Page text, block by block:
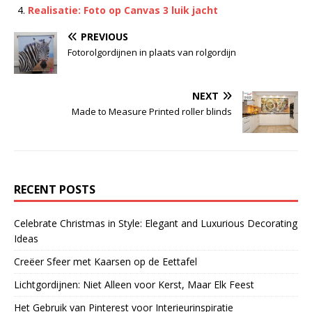
Realisatie: Foto op Canvas 3 luik jacht
PREVIOUS
Fotorolgordijnen in plaats van rolgordijn
NEXT
Made to Measure Printed roller blinds
RECENT POSTS
Celebrate Christmas in Style: Elegant and Luxurious Decorating
Ideas
Creëer Sfeer met Kaarsen op de Eettafel
Lichtgordijnen: Niet Alleen voor Kerst, Maar Elk Feest
Het Gebruik van Pinterest voor Interieurinspiratie